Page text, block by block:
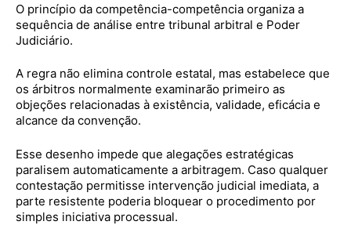
O princípio da competência-competência organiza a
sequência de análise entre tribunal arbitral e Poder
Judiciário.
A regra não elimina controle estatal, mas estabelece que
os árbitros normalmente examinarão primeiro as
objeções relacionadas à existência, validade, eficácia e
alcance da convenção.
Esse desenho impede que alegações estratégicas
paralisem automaticamente a arbitragem. Caso qualquer
contestação permitisse intervenção judicial imediata, a
parte resistente poderia bloquear o procedimento por
simples iniciativa processual.